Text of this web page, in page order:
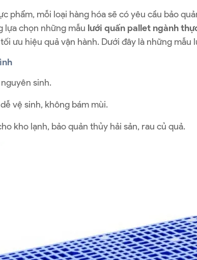
phẩm, mỗi loại hàng hóa sẽ có yêu cầu bảo
lựa chọn những mẫu lưới quấn pallet ngành
ưu hiệu quả vận hành. Dưới đây là những
sinh.
vệ sinh, không bám mùi.
kho lạnh, bảo quản thủy hải sản, rau củ quả.